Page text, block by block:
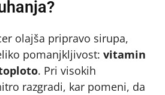
olajša pripravo sirupa,
pomanjkljivost: vitamin
. Pri visokih
razgradi, kar pomeni, da